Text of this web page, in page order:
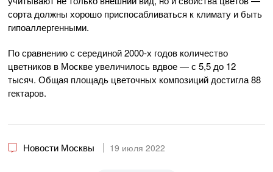
сорта должны хорошо приспосабливаться к климату и быть
гипоаллергенными.
По сравнению с серединой 2000-х годов количество
цветников в Москве увеличилось вдвое — с 5,5 до 12
тысяч. Общая площадь цветочных композиций достигла 88
гектаров.
Новости Москвы 19 июля 2022